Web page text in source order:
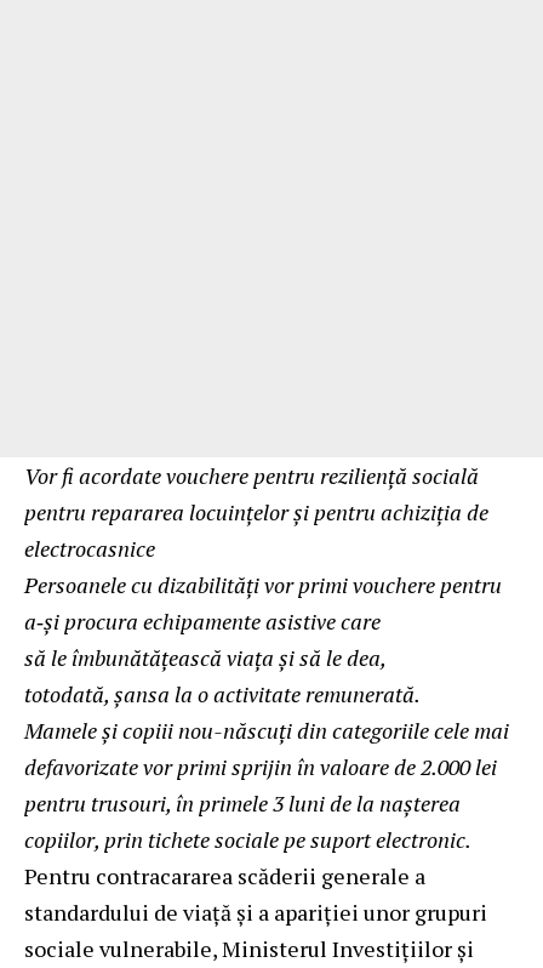
Vor fi acordate vouchere pentru reziliență socială
pentru repararea locuințelor și pentru achiziția de
electrocasnice
Persoanele cu dizabilități vor primi vouchere pentru
a‑și procura echipamente asistive care
să le îmbunătățească viața și să le dea,
totodată, șansa la o activitate remunerată.
Mamele și copiii nou-născuți din categoriile cele mai
defavorizate vor primi sprijin în valoare de 2.000 lei
pentru trusouri, în primele 3 luni de la nașterea
copiilor, prin tichete sociale pe suport electronic.
Pentru contracararea scăderii generale a
standardului de viaţă și a apariţiei unor grupuri
sociale vulnerabile, Ministerul Investițiilor și